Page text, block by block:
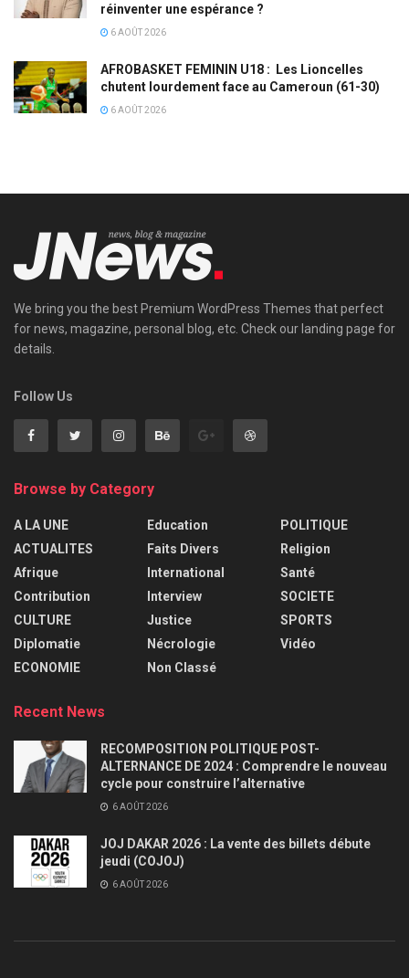
réinventer une espérance ?
6 AOÛT 2026
AFROBASKET FEMININ U18 : Les Lioncelles
chutent lourdement face au Cameroun (61-30)
6 AOÛT 2026
We bring you the best Premium WordPress Themes that perfect
for news, magazine, personal blog, etc. Check our landing page for
details.
Follow Us
Browse by Category
A LA UNE
ACTUALITES
Afrique
Contribution
CULTURE
Diplomatie
ECONOMIE
Education
Faits Divers
International
Interview
Justice
Nécrologie
Non Classé
POLITIQUE
Religion
Santé
SOCIETE
SPORTS
Vidéo
Recent News
RECOMPOSITION POLITIQUE POST-
ALTERNANCE DE 2024 : Comprendre le nouveau
cycle pour construire l’alternative
6 AOÛT 2026
JOJ DAKAR 2026 : La vente des billets débute
jeudi (COJOJ)
6 AOÛT 2026